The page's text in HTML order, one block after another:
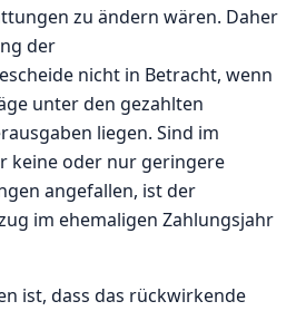
zu ändern wären. Daher
der
nicht in Betracht, wenn
unter den gezahlten
liegen. Sind im
keine oder nur geringere
angefallen, ist der
im ehemaligen Zahlungsjahr
ist, dass das rückwirkende